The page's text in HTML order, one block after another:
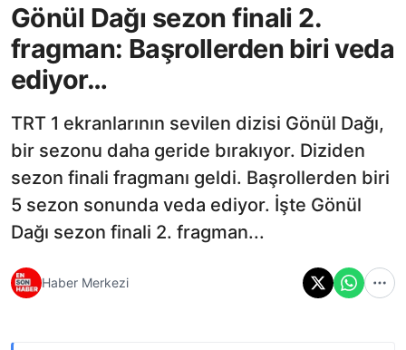
Gönül Dağı sezon finali 2.
fragman: Başrollerden biri veda
ediyor…
TRT 1 ekranlarının sevilen dizisi Gönül Dağı,
bir sezonu daha geride bırakıyor. Diziden
sezon finali fragmanı geldi. Başrollerden biri
5 sezon sonunda veda ediyor. İşte Gönül
Dağı sezon finali 2. fragman...
Haber Merkezi